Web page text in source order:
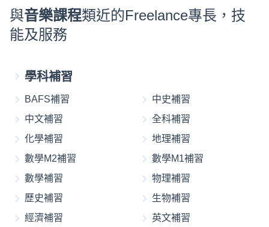
與音樂課程類近的Freelance專長，技
能及服務
學科補習
BAFS補習
中史補習
中文補習
全科補習
化學補習
地理補習
數學M2補習
數學M1補習
數學補習
物理補習
歷史補習
生物補習
經濟補習
英文補習